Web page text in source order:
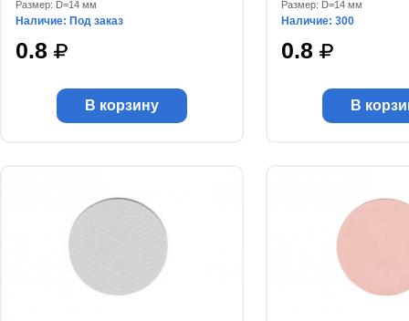
Размер: D=14 мм
Наличие: Под заказ
0.8
В корзину
Размер: D=14 мм
Наличие: 300
0.8
В